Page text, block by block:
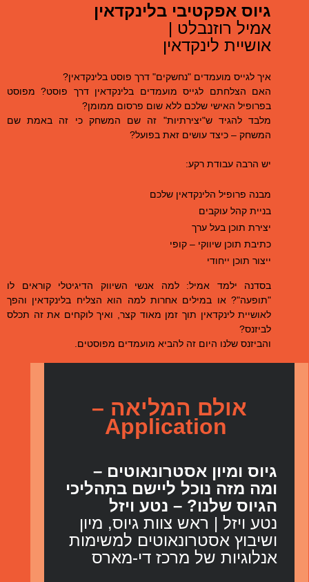
גיוס אפקטיבי בלינקדאין
אמיל רוזנבלט |
אושיית לינקדאין
איך לגייס מועמדים "נחשקים" דרך פוסט בלינקדאין?
האם הצלחתם לגייס מועמדים בלינקדאין דרך פוסט? מפוסט
בפרופיל האישי שלכם ללא שום פרסום ממומן?
מלבד להגיד ש"יצירתיות" זה שם המשחק כי זה באמת שם
המשחק – כיצד עושים זאת בפועל?
יש הרבה עבודת רקע:
מבנה פרופיל הלינקדאין שלכם
בניית קהל עוקבים
יצירת תוכן בעל ערך
כתיבת תוכן שיווקי – קופי
ייצור תוכן ייחודי
בסדנה ילמד אמיל: למה אנשי השיווק הדיגיטלי קוראים לו
"תופעה"? או במילים אחרות למה הוא הצליח בלינקדאין והפך
לאושיית לינקדאין תוך זמן מאוד קצר, ואיך לוקחים את זה תכלס
לביזנס?
והביזנס שלנו היום זה להביא מועמדים מפוסטים.
אולם המליאה –
גיוס ומיון אסטרונאוטים –
ומה מזה נוכל ליישם בתהליכי
הגיוס שלנו? – נטע ויזל
נטע ויזל | ראש צוות גיוס, מיון
ושיבוץ אסטרונאוטים למשימות
אנלוגיות של מרכז די-מארס